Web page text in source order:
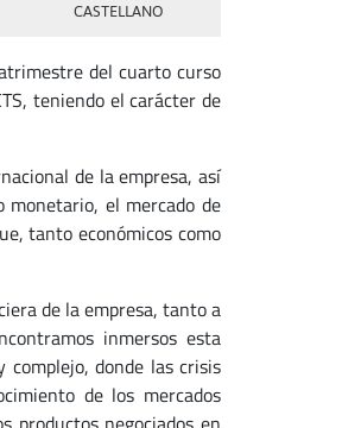
CASTELLANO
del cuarto curso
teniendo el carácter de
de la empresa, así
monetario, el mercado de
tanto económicos como
de la empresa, tanto a
inmersos esta
donde las crisis
de los mercados